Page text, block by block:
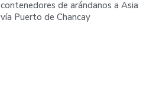
contenedores de arándanos a Asia
vía Puerto de Chancay